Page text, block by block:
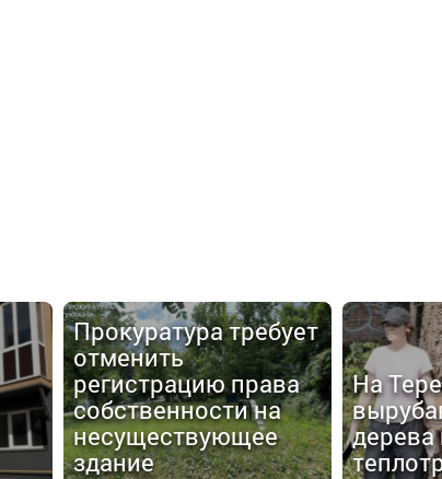
Прокуратура требует
отменить
регистрацию права
собственности на
несуществующее
здание
На
дерева